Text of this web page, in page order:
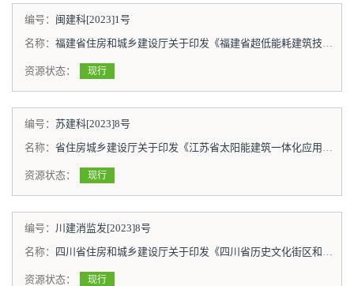
编号： 闽建科[2023]1号
名称： 福建省住房和城乡建设厅关于印发《福建省超低能耗建筑技术导则》的通知
资源状态： 现行
编号： 苏建科[2023]8号
名称： 省住房城乡建设厅关于印发《江苏省太阳能建筑一体化应用技术导则（试行）》的通知
资源状态： 现行
编号： 川建消监发[2023]8号
名称：
四川省住房和城乡建设厅关于印发《四川省历史文化街区和历史建筑活化利用消防设计指南（试行）》的通知
资源状态： 现行